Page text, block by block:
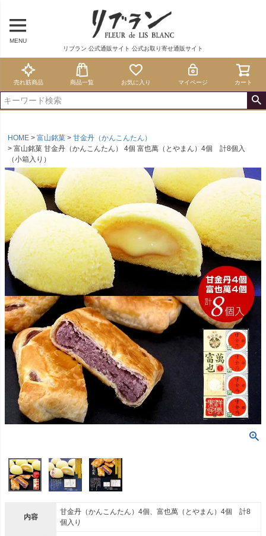
MENU
リブラン 公式通販サイト 公式お取り寄せ通販サイト
売れ筋商品 商品一覧 お気に入り マイページ カート
HOME 富山銘菓
甘金丹（かんこんたん）
富山銘菓 甘金丹（かんこんたん） 4個 富也萬（とやまん）4個 計8個入
（小箱入り）
内容
甘金丹（かんこんたん）4個、富也萬（とやまん）4個 計8
個入り